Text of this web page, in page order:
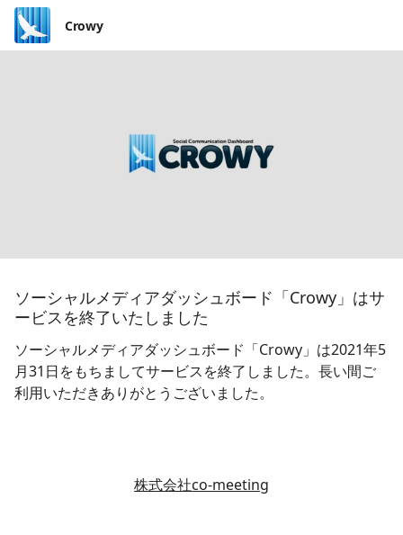
Crowy
ソーシャルメディアダッシュボード「Crowy」はサ
ービスを終了いたしました
ソーシャルメディアダッシュボード「Crowy」は2021年5
月31日をもちましてサービスを終了しました。長い間ご
利用いただきありがとうございました。
株式会社co-meeting